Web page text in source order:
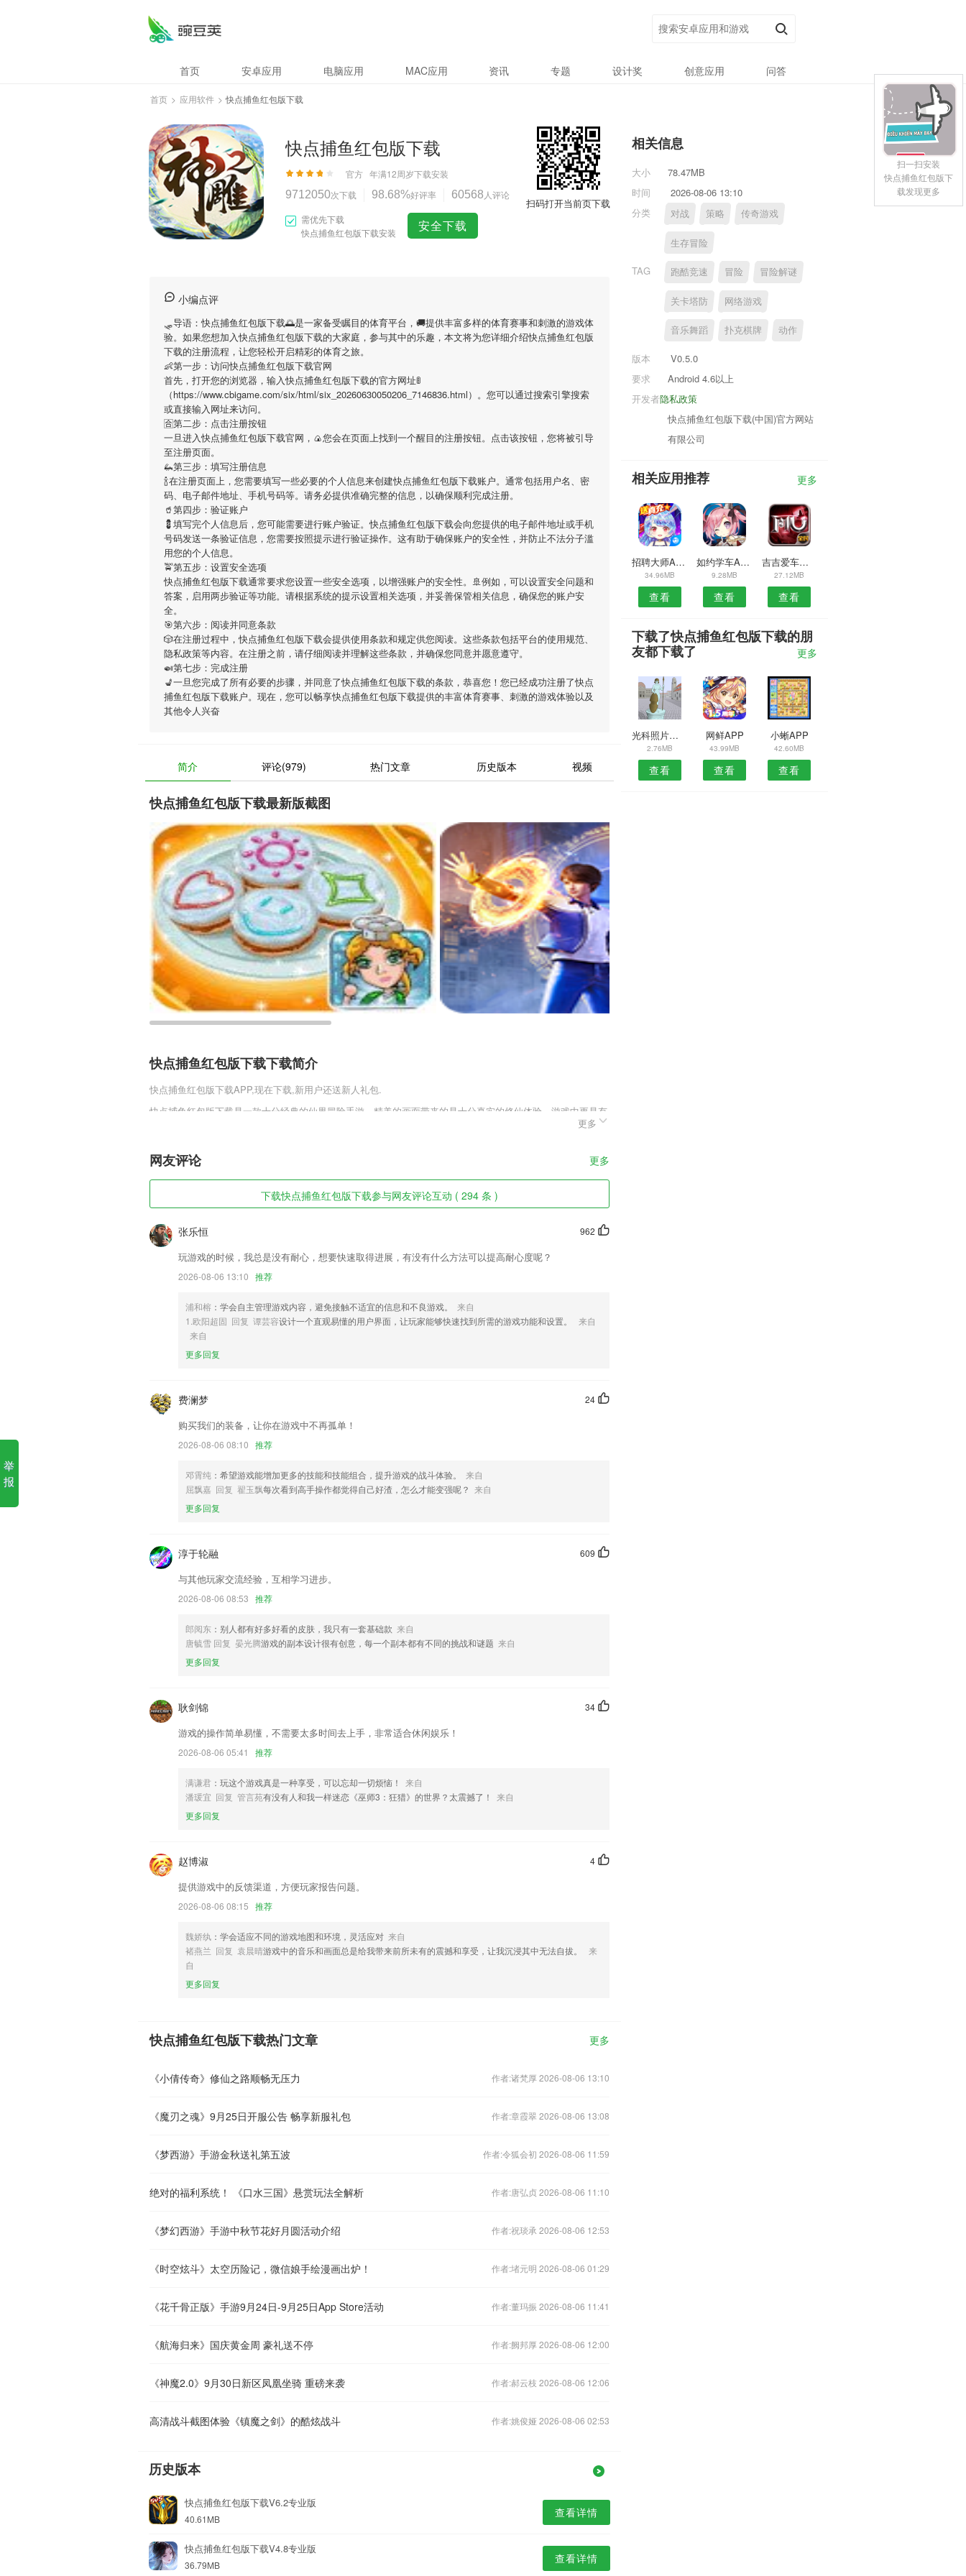
首页 安卓应用 电脑应用 MAC应用 资讯 专题 设计奖 创意应用 问答
首页 > 应用软件 > 快点捕鱼红包版下载
快点捕鱼红包版下载
官方 年满12周岁下载安装
9712050次下载 98.68%好评率 60568 人评论
需优先下载
快点捕鱼红包版下载安装
安全下载
扫码打开当前页下载
小编点评
🛷导语：快点捕鱼红包版下载🌅是一家备受瞩目的体育平台，🚚提供丰富多样的体育赛事和刺激的游戏体
验。如果您想加入快点捕鱼红包版下载的大家庭，参与其中的乐趣，本文将为您详细介绍快点捕鱼红包版
下载的注册流程，让您轻松开启精彩的体育之旅。
👶第一步：访问快点捕鱼红包版下载官网
首先，打开您的浏览器，输入快点捕鱼红包版下载的官方网址🚦
（https://www.cbigame.com/six/html/six_20260630050206_7146836.html）。您可以通过搜索引擎搜索
或直接输入网址来访问。
🈴第二步：点击注册按钮
一旦进入快点捕鱼红包版下载官网，🍙您会在页面上找到一个醒目的注册按钮。点击该按钮，您将被引导
至注册页面。
🦗第三步：填写注册信息
🍾在注册页面上，您需要填写一些必要的个人信息来创建快点捕鱼红包版下载账户。通常包括用户名、密
码、电子邮件地址、手机号码等。请务必提供准确完整的信息，以确保顺利完成注册。
🥤第四步：验证账户
💈填写完个人信息后，您可能需要进行账户验证。快点捕鱼红包版下载会向您提供的电子邮件地址或手机
号码发送一条验证信息，您需要按照提示进行验证操作。这有助于确保账户的安全性，并防止不法分子滥
用您的个人信息。
🚖第五步：设置安全选项
快点捕鱼红包版下载通常要求您设置一些安全选项，以增强账户的安全性。🚢例如，可以设置安全问题和
答案，启用两步验证等功能。请根据系统的提示设置相关选项，并妥善保管相关信息，确保您的账户安
全。
🎯第六步：阅读并同意条款
🎲在注册过程中，快点捕鱼红包版下载会提供使用条款和规定供您阅读。这些条款包括平台的使用规范、
隐私政策等内容。在注册之前，请仔细阅读并理解这些条款，并确保您同意并愿意遵守。
🍛第七步：完成注册
💺一旦您完成了所有必要的步骤，并同意了快点捕鱼红包版下载的条款，恭喜您！您已经成功注册了快点
捕鱼红包版下载账户。现在，您可以畅享快点捕鱼红包版下载提供的丰富体育赛事、刺激的游戏体验以及
其他令人兴奋
简介 评论(979) 热门文章 历史版本 视频
快点捕鱼红包版下载最新版截图
快点捕鱼红包版下载下载简介
快点捕鱼红包版下载APP,现在下载,新用户还送新人礼包.
快点捕鱼红包版下载是一款十分经典的仙界冒险手游。精美的画面带来的是十分真实的修仙体验，游戏中更是有
着各种神话故事当中的人物，为你带来更爽快的冒险体验。全新gm福利，更是为大家带来超爽快的冒险体验，
快点捕鱼红包版下载软件特色
工,员工对薪资待遇的不满所以我们希望通过在等方面的改善而降低企业的离职率,提高员工对企业的好感度,同时
2,工具：查询电子计算书、查询签证进展情况、预约教室等。
3,及时更新身体状态，记录健康轨迹，智能生成健康画像；
4,通过软件能够帮助你结束烦恼，记录美好的时光。
5,一键就能将店铺信息进行有效的分享，让更多的人看到店铺信息；
6,再现汉字的使用场景，将认知、识记融入到情境互动中，宝宝记更牢。
快点捕鱼红包版下载软件优势
2.遵从儿童心理、生理、认知、发展，采用科技+艺术相结合的模式，让学习充满趣味性与互动性，锻炼孩子的
创意思维、艺术审美、专业技能。
3.有着海量的学习资源，随时可以查看。
4.·提供思维导图的讲解，更会使用单词
5.练习试题会变得非常的轻松、简单、快速，随时随地都可以进入练题状态。
6.知识统合，会在线对适合知识资源等进行全面统合，让各种较为适合的知识学习掌握更为便捷。
快点捕鱼红包版下载更新了什么?
车主找货模块新增货运里程距离
干掉了一个bug
优化识别功能
登录功能优化，使用户登录更便捷。
全面适配IOS13。
联系我们
历，以帮助我们更好的对产品进行优化修改。
更多
网友评论 更多
下载快点捕鱼红包版下载参与网友评论互动 ( 294 条 )
962
张乐恒
玩游戏的时候，我总是没有耐心，想要快速取得进展，有没有什么方法可以提高耐心度呢？
2026-08-06 13:10 推荐
浦和榕 ：学会自主管理游戏内容，避免接触不适宜的信息和不良游戏。
来自
1.欧阳超固 回复 谭芸容设计一个直观易懂的用户界面，让玩家能够快速找到所需的游戏功能和设置。
来自
来自
更多回复
24
费澜梦
购买我们的装备，让你在游戏中不再孤单！
2026-08-06 08:10 推荐
邓霄纯 ：希望游戏能增加更多的技能和技能组合，提升游戏的战斗体验。
来自
屈飘嘉 回复 翟玉飘每次看到高手操作都觉得自己好渣，怎么才能变强呢？ 来自
更多回复
609
淳于轮融
与其他玩家交流经验，互相学习进步。
2026-08-06 08:53 推荐
郎阅东 ：别人都有好多好看的皮肤，我只有一套基础款 来自
唐毓雪 回复 晏光腾游戏的副本设计很有创意，每一个副本都有不同的挑战和谜题 来自
更多回复
34
耿剑锦
游戏的操作简单易懂，不需要太多时间去上手，非常适合休闲娱乐！
2026-08-06 05:41 推荐
满谦君 ：玩这个游戏真是一种享受，可以忘却一切烦恼！
来自
潘瑗宜 回复 管言苑有没有人和我一样迷恋《巫师3：狂猎》的世界？太震撼了！
来自
更多回复
4
赵博淑
提供游戏中的反馈渠道，方便玩家报告问题。
2026-08-06 08:15 推荐
魏娇纨 ：学会适应不同的游戏地图和环境，灵活应对 来自
褚燕兰 回复 袁晨晴游戏中的音乐和画面总是给我带来前所未有的震撼和享受，让我沉浸其中无法自拔。
来
自
更多回复
快点捕鱼红包版下载热门文章 更多
《小倩传奇》修仙之路顺畅无压力 作者:诸梵厚 2026-08-06 13:10
《魔刃之魂》9月25日开服公告 畅享新服礼包 作者:章霞翠 2026-08-06 13:08
《梦西游》手游金秋送礼第五波 作者:令狐会初 2026-08-06 11:59
绝对的福利系统！ 《口水三国》悬赏玩法全解析 作者:唐弘贞 2026-08-06 11:10
《梦幻西游》手游中秋节花好月圆活动介绍 作者:祝琰承 2026-08-06 12:53
《时空炫斗》太空历险记，微信娘手绘漫画出炉！ 作者:堵元明 2026-08-06 01:29
《花千骨正版》手游9月24日-9月25日App Store活动 作者:董玛振 2026-08-06 11:41
《航海归来》国庆黄金周 豪礼送不停 作者:阙邦厚 2026-08-06 12:00
《神魔2.0》9月30日新区凤凰坐骑 重磅来袭 作者:郝云枝 2026-08-06 12:06
高清战斗截图体验《镇魔之剑》的酷炫战斗 作者:姚俊娅 2026-08-06 02:53
历史版本
快点捕鱼红包版下载V6.2专业版
40.61MB 查看详情
快点捕鱼红包版下载V4.8专业版
36.79MB 查看详情
相关信息
大小
78.47MB
时间
2026-08-06 13:10
分类
对战 策略 传奇游戏
生存冒险
TAG 跑酷竞速 冒险 冒险解谜
关卡塔防 网络游戏
音乐舞蹈 扑克棋牌 动作
版本
V0.5.0
要求
Android 4.6以上
隐私政策
开发者
快点捕鱼红包版下载(中国)官方网站
有限公司
相关应用推荐 更多
招聘大师APP
34.96MB
查看
如约学车APP
9.28MB
查看
吉吉爱车安卓版
27.12MB
查看
下载了快点捕鱼红包版下载的朋
友都下载了
更多
光科照片隐藏安卓版
2.76MB
查看
网鲜APP
43.99MB
查看
小蜥APP
42.60MB
查看
扫一扫安装
快点捕鱼红包版下
载发现更多
举
报